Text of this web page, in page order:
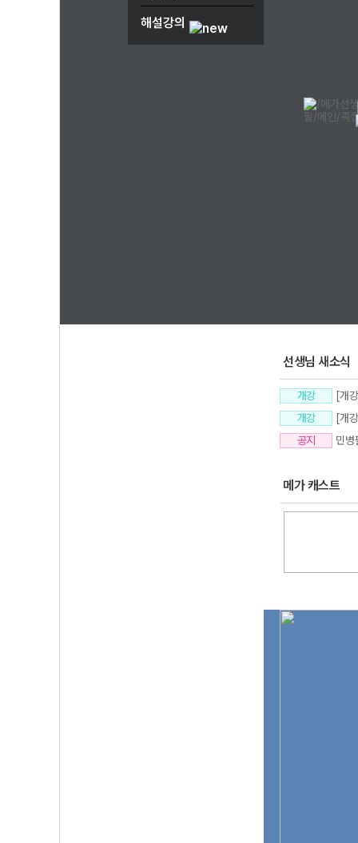
해설강의
선생님 새소식
개강
[개
개강
[개
공지
민
메가 캐스트